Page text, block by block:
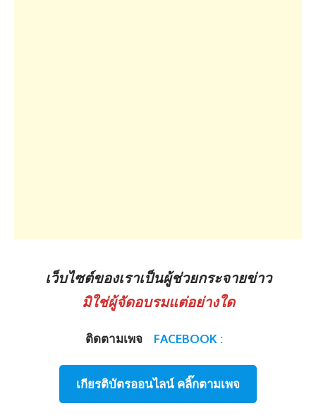
เว็บไซต์ของเราเป็นผู้ช่วยกระจายข่าว
มิใช่ผู้จัดอบรมแต่อย่างใด
ติดตามเพจ FACEBOOK :
เกียรติบัตรออนไลน์ คลิ๊กตามเพจ